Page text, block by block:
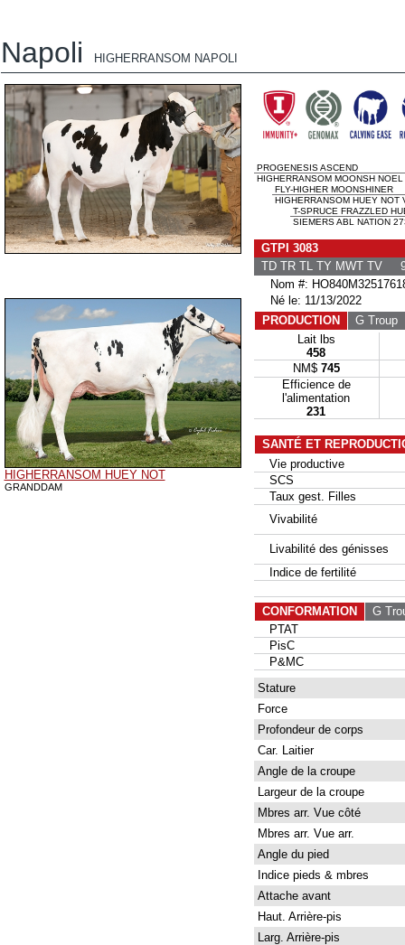
Napoli HIGHERRANSOM NAPOLI
HIGHERRANSOM HUEY NOT
GRANDDAM
PROGENESIS ASCEND
HIGHERRANSOM MOONSH NOEL
FLY-HIGHER MOONSHINER
HIGHERRANSOM HUEY NOT
T-SPRUCE FRAZZLED
SIEMERS ABL NATION
GTPI 3083
TD TR TL TY MWT TV
Nom #:
Né le: 11/13/2022
PRODUCTION
G Troup
Lait lbs
458
NM$ 745
Efficience de
l'alimentation
231
SANTÉ ET
Vie productive
SCS
Taux gest. Filles
Vivabilité
Livabilité des génisses
Indice de fertilité
CONFORMATION
G
PTAT
PisC
P&MC
Stature
Force
Profondeur de corps
Car. Laitier
Angle de la croupe
Largeur de la croupe
Mbres arr. Vue côté
Mbres arr. Vue arr.
Angle du pied
Indice pieds & mbres
Attache avant
Haut. Arrière-pis
Larg. Arrière-pis